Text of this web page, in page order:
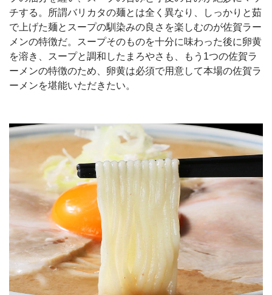
チする。所謂バリカタの麺とは全く異なり、しっかりと茹
で上げた麺とスープの馴染みの良さを楽しむのが佐賀ラー
メンの特徴だ。スープそのものを十分に味わった後に卵黄
を溶き、スープと調和したまろやさも、もう1つの佐賀ラ
ーメンの特徴のため、卵黄は必須で用意して本場の佐賀ラ
ーメンを堪能いただきたい。